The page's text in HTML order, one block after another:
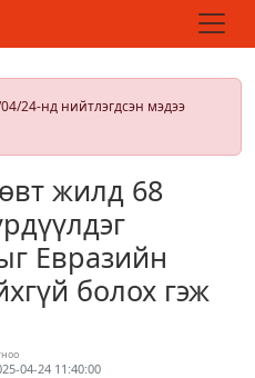
24-нд нийтлэгдсэн мэдээ
жилд 68
Евразийн
болох гэж
04-24 11:40:00